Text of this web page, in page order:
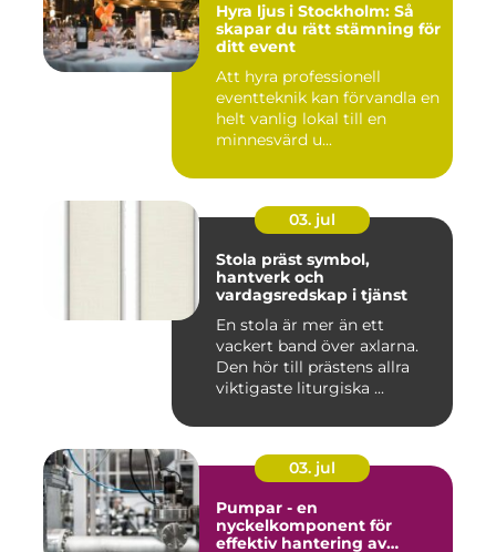
Hyra ljus i Stockholm: Så
skapar du rätt stämning för
ditt event
Att hyra professionell
eventteknik kan förvandla en
helt vanlig lokal till en
minnesvärd u...
03. jul
Stola präst symbol,
hantverk och
vardagsredskap i tjänst
En stola är mer än ett
vackert band över axlarna.
Den hör till prästens allra
viktigaste liturgiska ...
03. jul
Pumpar - en
nyckelkomponent för
effektiv hantering av